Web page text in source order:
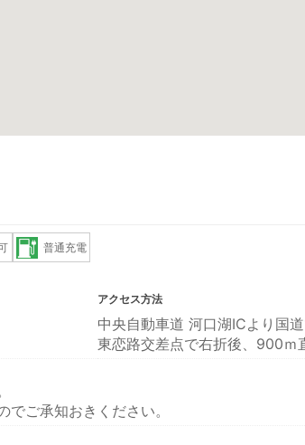
普通充電
アクセス方法
中央自動車道 河口湖ICより国
東恋路交差点で右折後、900ｍ
ご承知おきください。